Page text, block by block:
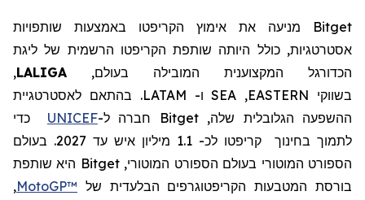
Bitget מניעה את אימוץ הקריפטו
באמצעות שותפויות
אסטרטגיות, כולל היותה שותפת הקריפטו הרשמית של ליגת
הכדורגל המקצוענית
המובילה בעולם, LALIGA
,
בשווקי EASTERN
,
SEA ו- LATAM
. בהתאם לאסטרטגיית
ההשפעה הגלובלית שלה, Bitget חברה ל-UNICEF
כדי
לתמוך בחינוך
קריפטו לכ- 1.1 מיליון איש עד 2027.
בעולם
הספורט המוטורי בעולם הספורט המוטורי, Bitget היא שותפת
בורסת המטבעות הקריפטוגרפים הבלעדית של MotoGP™
,